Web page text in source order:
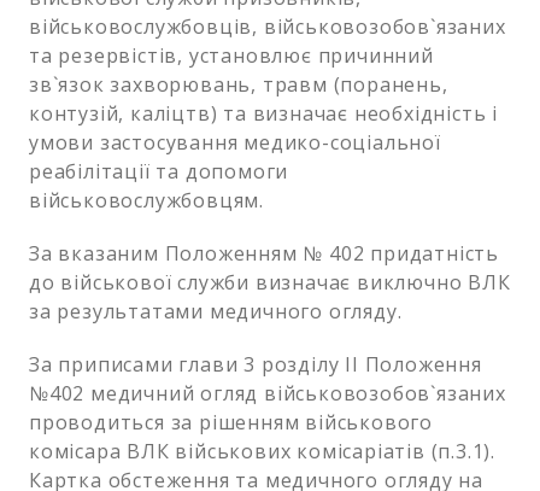
військовослужбовців, військовозобов`язаних
та резервістів, установлює причинний
зв`язок захворювань, травм (поранень,
контузій, каліцтв) та визначає необхідність і
умови застосування медико-соціальної
реабілітації та допомоги
військовослужбовцям.
За вказаним Положенням № 402 придатність
до військової служби визначає виключно ВЛК
за результатами медичного огляду.
За приписами глави 3 розділу ІІ Положення
№402 медичний огляд військовозобов`язаних
проводиться за рішенням військового
комісара ВЛК військових комісаріатів (п.3.1).
Картка обстеження та медичного огляду на